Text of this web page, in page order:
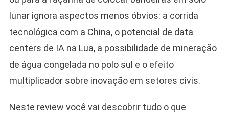
lunar ignora aspectos menos óbvios: a corrida
tecnológica com a China, o potencial de data
centers de IA na Lua, a possibilidade de mineração
de água congelada no polo sul e o efeito
multiplicador sobre inovação em setores civis.
Neste review você vai descobrir tudo o que